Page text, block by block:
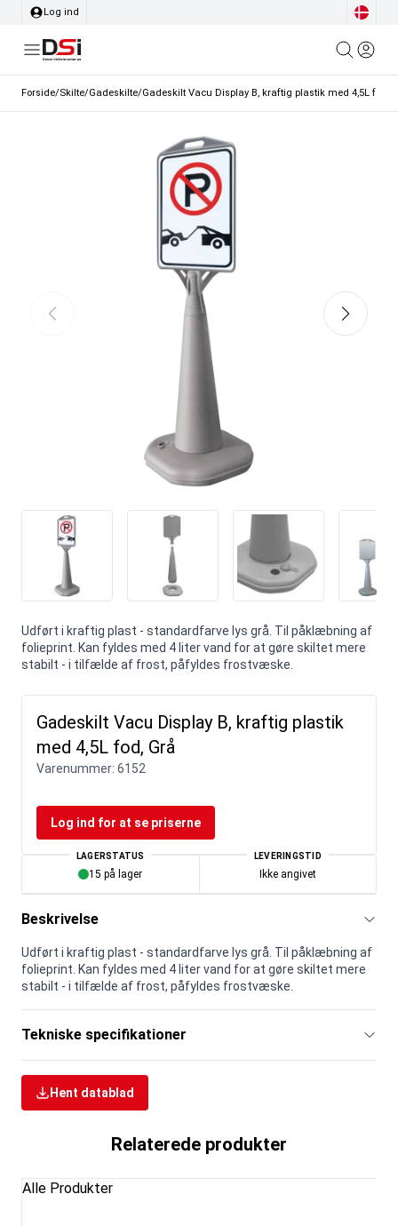
Log ind
Forside/Skilte/Gadeskilte/Gadeskilt Vacu Display B, kraftig plastik med 4,5L fod,
Udført i kraftig plast - standardfarve lys grå. Til påklæbning af
folieprint. Kan fyldes med 4 liter vand for at gøre skiltet mere
stabilt - i tilfælde af frost, påfyldes frostvæske.
Gadeskilt Vacu Display B, kraftig plastik
med 4,5L fod, Grå
Varenummer: 6152
Log ind for at se priserne
LAGERSTATUS
15 på lager
LEVERINGSTID
Ikke angivet
Beskrivelse
Udført i kraftig plast - standardfarve lys grå. Til påklæbning af
folieprint. Kan fyldes med 4 liter vand for at gøre skiltet mere
stabilt - i tilfælde af frost, påfyldes frostvæske.
Tekniske specifikationer
Hent datablad
Relaterede produkter
Alle Produkter